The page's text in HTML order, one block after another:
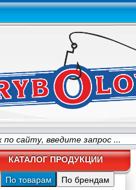
КАТАЛОГ ПРОДУКЦИИ
По товарам По брендам